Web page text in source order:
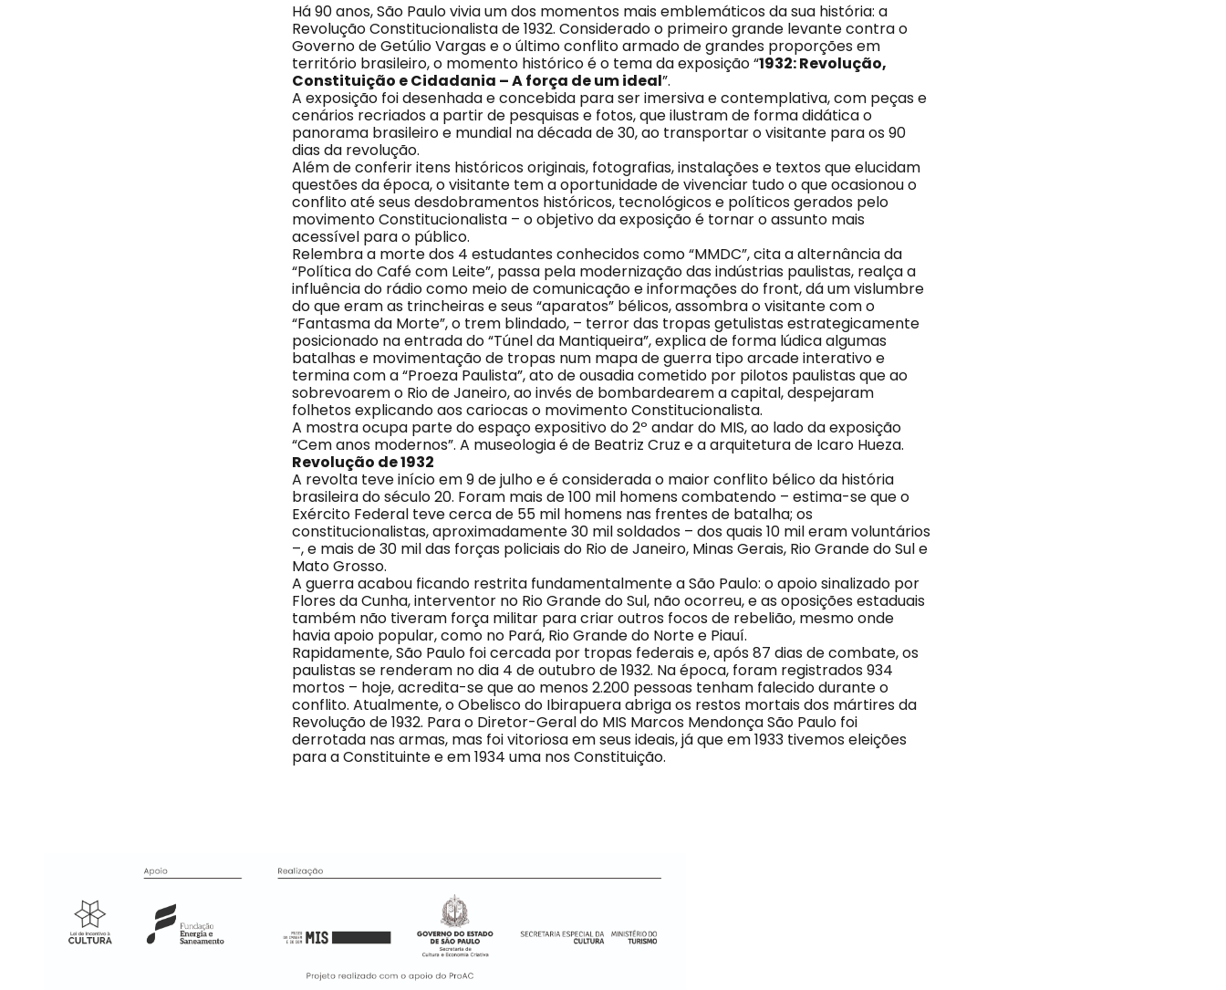
Há 90 anos, São Paulo vivia um dos momentos mais emblemáticos da sua história: a
Revolução Constitucionalista de 1932. Considerado o primeiro grande levante contra o
Governo de Getúlio Vargas e o último conflito armado de grandes proporções em
território brasileiro, o momento histórico é o tema da exposição “1932: Revolução,
Constituição e Cidadania – A força de um ideal”.
A exposição foi desenhada e concebida para ser imersiva e contemplativa, com peças e
cenários recriados a partir de pesquisas e fotos, que ilustram de forma didática o
panorama brasileiro e mundial na década de 30, ao transportar o visitante para os 90
dias da revolução.
Além de conferir itens históricos originais, fotografias, instalações e textos que elucidam
questões da época, o visitante tem a oportunidade de vivenciar tudo o que ocasionou o
conflito até seus desdobramentos históricos, tecnológicos e políticos gerados pelo
movimento Constitucionalista – o objetivo da exposição é tornar o assunto mais
acessível para o público.
Relembra a morte dos 4 estudantes conhecidos como “MMDC”, cita a alternância da
“Política do Café com Leite”, passa pela modernização das indústrias paulistas, realça a
influência do rádio como meio de comunicação e informações do front, dá um vislumbre
do que eram as trincheiras e seus “aparatos” bélicos, assombra o visitante com o
“Fantasma da Morte”, o trem blindado, – terror das tropas getulistas estrategicamente
posicionado na entrada do “Túnel da Mantiqueira”, explica de forma lúdica algumas
batalhas e movimentação de tropas num mapa de guerra tipo arcade interativo e
termina com a “Proeza Paulista”, ato de ousadia cometido por pilotos paulistas que ao
sobrevoarem o Rio de Janeiro, ao invés de bombardearem a capital, despejaram
folhetos explicando aos cariocas o movimento Constitucionalista.
A mostra ocupa parte do espaço expositivo do 2º andar do MIS, ao lado da exposição
“Cem anos modernos”. A museologia é de Beatriz Cruz e a arquitetura de Icaro Hueza.
Revolução de 1932
A revolta teve início em 9 de julho e é considerada o maior conflito bélico da história
brasileira do século 20. Foram mais de 100 mil homens combatendo – estima-se que o
Exército Federal teve cerca de 55 mil homens nas frentes de batalha; os
constitucionalistas, aproximadamente 30 mil soldados – dos quais 10 mil eram voluntários
–, e mais de 30 mil das forças policiais do Rio de Janeiro, Minas Gerais, Rio Grande do Sul e
Mato Grosso.
A guerra acabou ficando restrita fundamentalmente a São Paulo: o apoio sinalizado por
Flores da Cunha, interventor no Rio Grande do Sul, não ocorreu, e as oposições estaduais
também não tiveram força militar para criar outros focos de rebelião, mesmo onde
havia apoio popular, como no Pará, Rio Grande do Norte e Piauí.
Rapidamente, São Paulo foi cercada por tropas federais e, após 87 dias de combate, os
paulistas se renderam no dia 4 de outubro de 1932. Na época, foram registrados 934
mortos – hoje, acredita-se que ao menos 2.200 pessoas tenham falecido durante o
conflito. Atualmente, o Obelisco do Ibirapuera abriga os restos mortais dos mártires da
Revolução de 1932. Para o Diretor-Geral do MIS Marcos Mendonça São Paulo foi
derrotada nas armas, mas foi vitoriosa em seus ideais, já que em 1933 tivemos eleições
para a Constituinte e em 1934 uma nos Constituição.